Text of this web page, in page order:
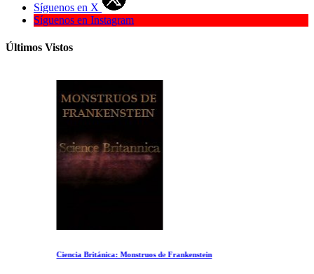
Síguenos en X
Síguenos en Instagram
Últimos Vistos
Ciencia Británica: Monstruos de Frankenstein